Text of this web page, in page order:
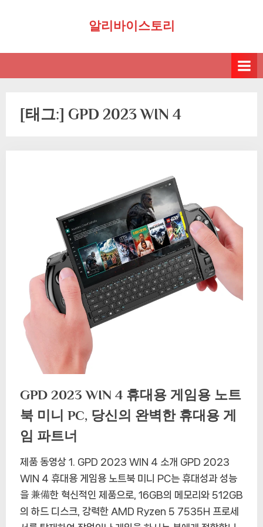
알리바이스토리
[태그:] GPD 2023 WIN 4
GPD 2023 WIN 4 휴대용 게임용 노트
북 미니 PC, 당신의 완벽한 휴대용 게
임 파트너
제품 동영상 1. GPD 2023 WIN 4 소개 GPD 2023
WIN 4 휴대용 게임용 노트북 미니 PC는 휴대성과 성능
을 兼備한 혁신적인 제품으로, 16GB의 메모리와 512GB
의 하드 디스크, 강력한 AMD Ryzen 5 7535H 프로세